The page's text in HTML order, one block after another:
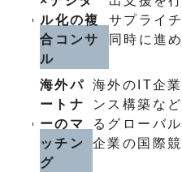
ル化の複
合コンサ
ル
サプライ
同時に進
海外パ
ートナ
ーのマ
ッチン
グ
海外のIT企
ンス構築な
るグローバ
企業の国際